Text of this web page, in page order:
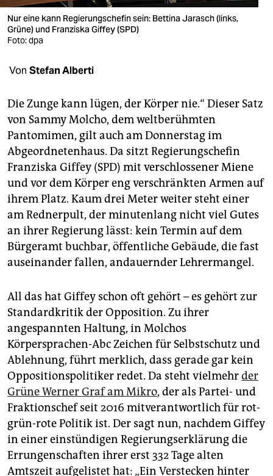
veranstaltungen
shop
unterstützen
abo
genossenschaft
epaper login
Nur eine kann Regierungschefin sein: Bettina Jarasch (links,
Grüne) und Franziska Giffey (SPD)
Foto: dpa
Von Stefan Alberti
Die Zunge kann lügen, der Körper nie.“ Dieser Satz
von Sammy Molcho, dem weltberühmten
Pantomimen, gilt auch am Donnerstag im
Abgeordnetenhaus. Da sitzt Regierungschefin
Franziska Giffey (SPD) mit verschlossener Miene
und vor dem Körper eng verschränkten Armen auf
ihrem Platz. Kaum drei Meter weiter steht einer
am Rednerpult, der minutenlang nicht viel Gutes
an ihrer Regierung lässt: kein Termin auf dem
Bürgeramt buchbar, öffentliche Gebäude, die fast
auseinander fallen, andauernder Lehrermangel.
All das hat Giffey schon oft gehört – es gehört zur
Standardkritik der Opposition. Zu ihrer
angespannten Haltung, in Molchos
Körpersprachen-Abc Zeichen für Selbstschutz und
Ablehnung, führt merklich, dass gerade gar kein
Oppositionspolitiker redet. Da steht vielmehrder
Grüne Werner Graf am Mikro, der als Partei- und
Fraktionschef seit 2016 mitverantwortlich für rot-
grün-rote Politik ist. Der sagt nun, nachdem Giffey
in einer einstündigen Regierungserklärung die
Errungenschaften ihrer erst 332 Tage alten
Amtszeit aufgelistet hat: „Ein Verstecken hinter